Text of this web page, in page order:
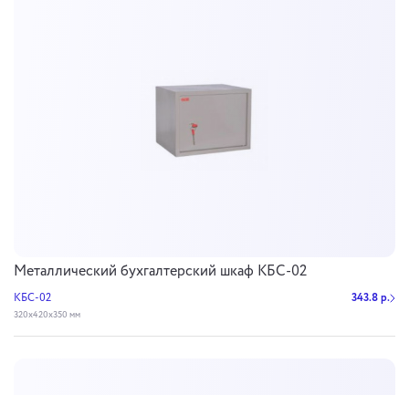
Металлический бухгалтерский шкаф КБС-02
КБС-02 343.8 р.
320х420х350 мм